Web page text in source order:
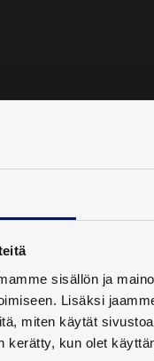
sisällön ja
Lisäksi
miten käytät
kerätty, kun olet